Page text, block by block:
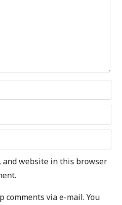
and website in this browser
comments via e-mail. You